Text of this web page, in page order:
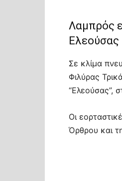
Λαμπρός
Ελεούσας
Σε κλίμα
Φιλύρας
“Ελεούσας”,
Οι
Όρθρου και